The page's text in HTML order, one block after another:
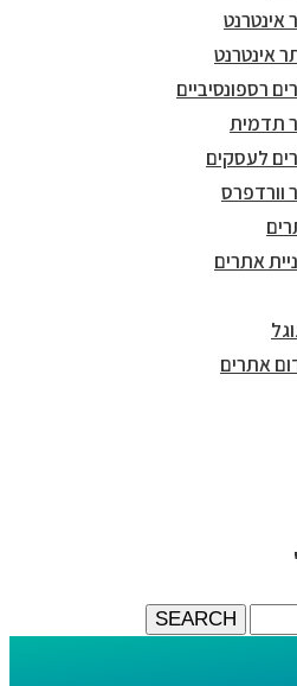
אינטרנט
אינטרנט
רספונסיביים
תדמית
לעסקים
וורדפרס
אתרים
אתרים
SEARCH